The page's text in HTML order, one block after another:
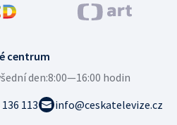
centrum
den:8:00—16:00 hodin
113
info@ceskatelevize.cz